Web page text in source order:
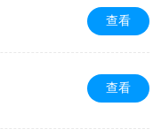
查看
查看